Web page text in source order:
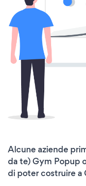
Alcune aziende
da te) Gym Popup
di poter costruire a